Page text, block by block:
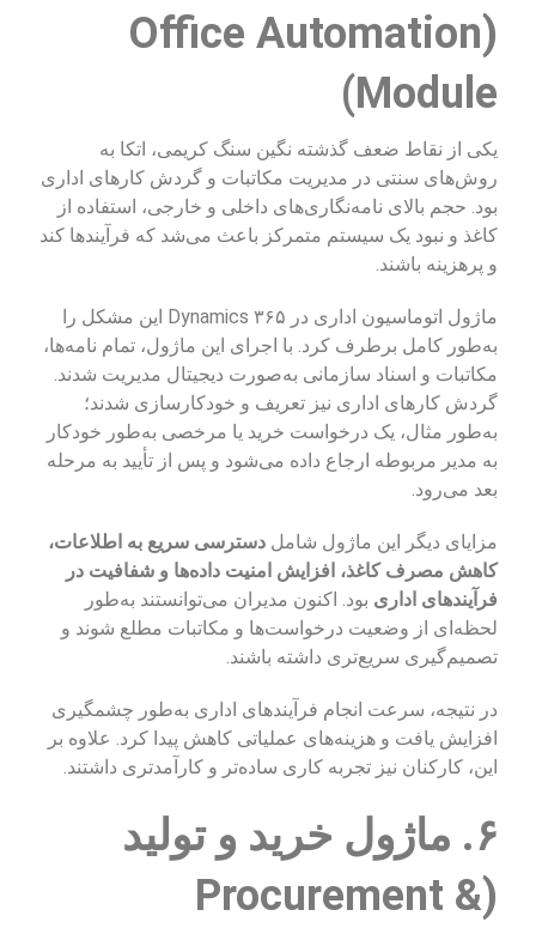
(Office Automation
Module)
یکی از نقاط ضعف گذشته نگین سنگ کریمی، اتکا به
روش‌های سنتی در مدیریت مکاتبات و گردش کارهای اداری
بود. حجم بالای نامه‌نگاری‌های داخلی و خارجی، استفاده از
کاغذ و نبود یک سیستم متمرکز باعث می‌شد که فرآیندها کند
و پرهزینه باشند.
ماژول اتوماسیون اداری در Dynamics ۳۶۵ این مشکل را
به‌طور کامل برطرف کرد. با اجرای این ماژول، تمام نامه‌ها،
مکاتبات و اسناد سازمانی به‌صورت دیجیتال مدیریت شدند.
گردش کارهای اداری نیز تعریف و خودکارسازی شدند؛
به‌طور مثال، یک درخواست خرید یا مرخصی به‌طور خودکار
به مدیر مربوطه ارجاع داده می‌شود و پس از تأیید به مرحله
بعد می‌رود.
مزایای دیگر این ماژول شاملدسترسی سریع به اطلاعات،
کاهش مصرف کاغذ، افزایش امنیت داده‌ها و شفافیت در
فرآیندهای اداری بود. اکنون مدیران می‌توانستند به‌طور
لحظه‌ای از وضعیت درخواست‌ها و مکاتبات مطلع شوند و
تصمیم‌گیری سریع‌تری داشته باشند.
در نتیجه، سرعت انجام فرآیندهای اداری به‌طور چشمگیری
افزایش یافت و هزینه‌های عملیاتی کاهش پیدا کرد. علاوه بر
این، کارکنان نیز تجربه کاری ساده‌تر و کارآمدتری داشتند.
۶. ماژول خرید و تولید
(Procurement &